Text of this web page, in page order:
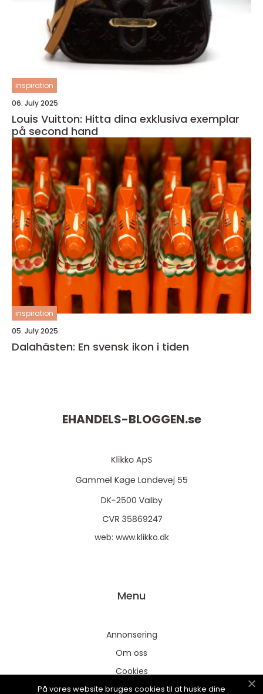
inspiration
06. July 2025
Louis Vuitton: Hitta dina exklusiva exemplar
på second hand
inspiration
05. July 2025
Dalahästen: En svensk ikon i tiden
EHANDELS-BLOGGEN.se
web: www.klikko.dk
Menu
Annonsering
Om oss
Cookies
Kontakta oss
På vores website bruges cookies til at huske dine